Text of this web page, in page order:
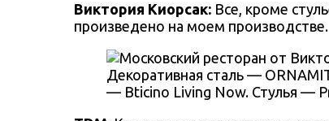
Виктория Киорсак: Все, кроме
произведено на моем производстве.
Декоративная сталь —
— Bticino Living Now. Стулья —